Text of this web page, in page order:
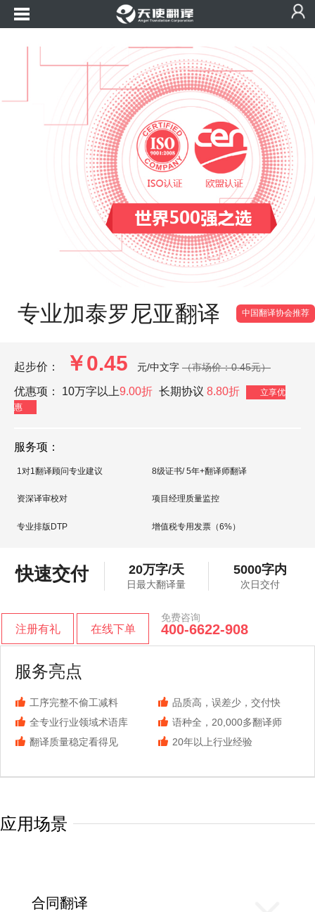
专业加泰罗尼亚翻译 中国翻译协会推荐
起步价： ￥0.45 元/中文字 （市场价：0.45元）
优惠项： 10万字以上9.00折 长期协议 8.80折
立享优
惠
服务项：
1对1翻译顾问专业建议 8级证书/ 5年+翻译师翻译
资深译审校对 项目经理质量监控
专业排版DTP 增值税专用发票（6%）
快速交付 20万字/天
日最大翻译量
5000字内
次日交付
注册有礼 在线下单
免费咨询
400-6622-908
服务亮点
工序完整不偷工减料
品质高，误差少，交付快
全专业行业领域术语库
语种全，20,000多翻译师
翻译质量稳定看得见
20年以上行业经验
应用场景
合同翻译